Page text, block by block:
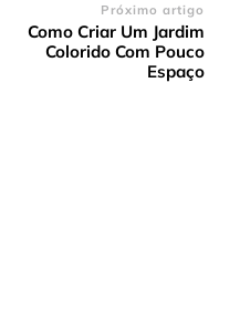
Próximo artigo
Como Criar Um Jardim
Colorido Com Pouco
Espaço